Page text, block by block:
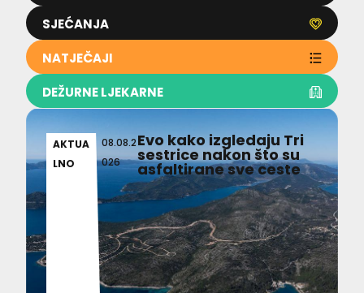
SJEĆANJA
NATJEČAJI
DEŽURNE LJEKARNE
AKTUA
LNO
08.08.2
026
Evo kako izgledaju Tri
sestrice nakon što su
asfaltirane sve ceste